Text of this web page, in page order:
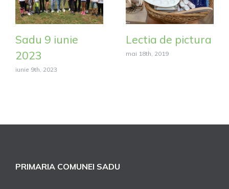
Sadu 9 iunie
2023
iunie 9th, 2023
Lectia de pictura
mai 18th, 2019
PRIMARIA COMUNEI SADU